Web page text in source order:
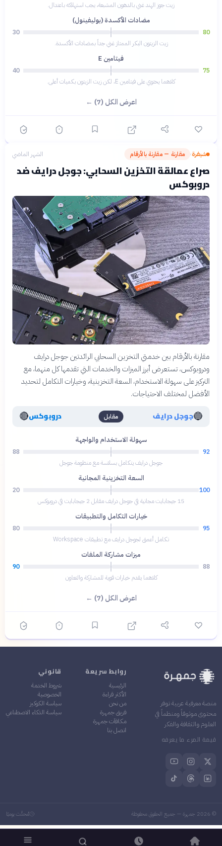
زيت جوز الهند غني بالدهون المشبعة، يجب استهلاكه باعتدال.
مضادات الأكسدة (بوليفينول)
80
30
زيت الزيتون البكر الممتاز غني جداً بمضادات الأكسدة.
فيتامين E
75
40
كلاهما يحتوي على فيتامين E، لكن زيت الزيتون بكميات أعلى.
اعرض الكل (7) ←
شيفرة› مقارنة — مقارنة بالأرقام الشهر الماضي
صراع عمالقة التخزين السحابي: جوجل درايف ضد
دروبوكس
مقارنة بالأرقام بين خدمتي التخزين السحابي الرائدتين جوجل درايف
ودروبوكس، تستعرض أبرز الميزات والخدمات التي تقدمها كل منهما، مع
التركيز على سهولة الاستخدام، السعة التخزينية، وخيارات التكامل لتحديد
الأفضل لمختلف الاحتياجات.
🔵جوجل درايف مقابل دروبوكس🔴
سهولة الاستخدام والواجهة
92
88
جوجل درايف يتكامل بسلاسة مع منظومة جوجل
السعة التخزينية المجانية
100
20
15 جيجابايت مجانية في جوجل درايف مقابل 2 جيجابايت في دروبوكس
خيارات التكامل والتطبيقات
95
80
تكامل أعمق لجوجل درايف مع تطبيقات Workspace
ميزات مشاركة الملفات
88
90
كلاهما يقدم خيارات قوية للمشاركة والتعاون
اعرض الكل (7) ←
منصة معرفية عربية توفر
محتوى موثوقاً ومنظماً في
العلوم والثقافة والفكر
قيمة المرء ما يعرفه
روابط سريعة
الرئيسية
الأكثر قراءة
من نحن
فريق جمهرة
مكافآت جمهرة
اتصل بنا
قانوني
شروط الخدمة
الخصوصية
سياسة الكوكيز
سياسة الذكاء الاصطناعي
©
2026 جمهرة — جميع الحقوق محفوظة مُحدَّث يوميًا